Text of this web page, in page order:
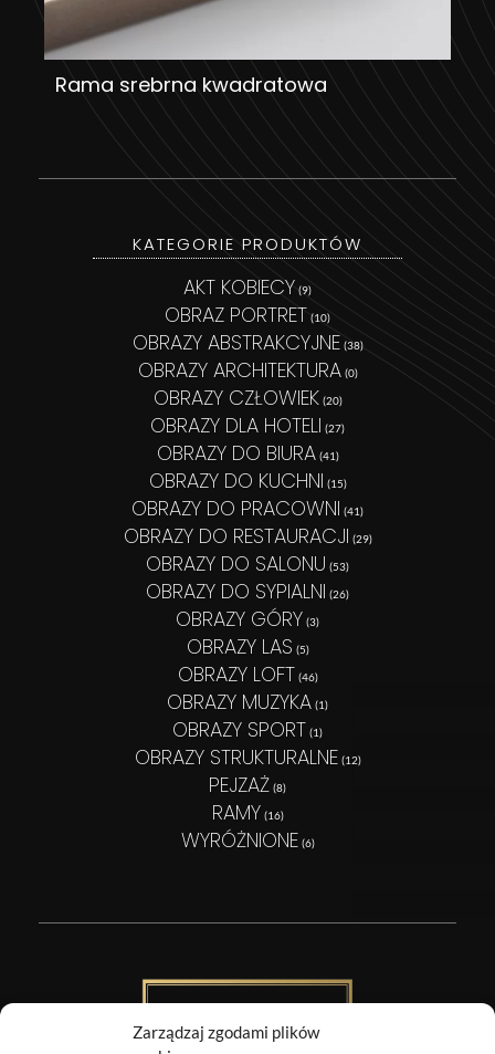
Zarządzaj zgodami plików
Rama srebrna kwadratowa
KATEGORIE PRODUKTÓW
AKT KOBIECY (9)
OBRAZ PORTRET (10)
OBRAZY ABSTRAKCYJNE (38)
OBRAZY ARCHITEKTURA (0)
OBRAZY CZŁOWIEK (20)
OBRAZY DLA HOTELI (27)
OBRAZY DO BIURA (41)
OBRAZY DO KUCHNI (15)
OBRAZY DO PRACOWNI (41)
OBRAZY DO RESTAURACJI (29)
OBRAZY DO SALONU (53)
OBRAZY DO SYPIALNI (26)
OBRAZY GÓRY (3)
OBRAZY LAS (5)
OBRAZY LOFT (46)
OBRAZY MUZYKA (1)
OBRAZY SPORT (1)
OBRAZY STRUKTURALNE (12)
PEJZAŻ (8)
RAMY (16)
WYRÓŻNIONE (6)